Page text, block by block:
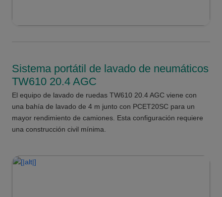
Sistema portátil de lavado de neumáticos
TW610 20.4 AGC
El equipo de lavado de ruedas TW610 20.4 AGC viene con
una bahía de lavado de 4 m junto con PCET20SC para un
mayor rendimiento de camiones. Esta configuración requiere
una construcción civil mínima.